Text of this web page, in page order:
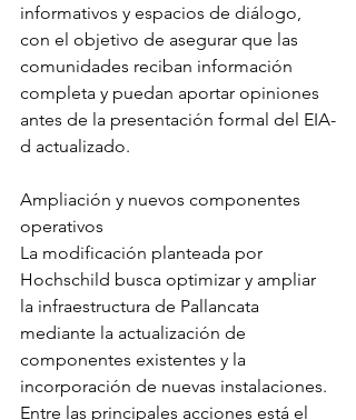
informativos y espacios de diálogo,
con el objetivo de asegurar que las
comunidades reciban información
completa y puedan aportar opiniones
antes de la presentación formal del EIA-
d actualizado.
Ampliación y nuevos componentes
operativos
La modificación planteada por
Hochschild busca optimizar y ampliar
la infraestructura de Pallancata
mediante la actualización de
componentes existentes y la
incorporación de nuevas instalaciones.
Entre las principales acciones está el